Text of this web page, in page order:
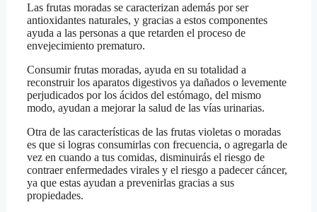
Las frutas moradas se caracterizan además por ser
antioxidantes naturales, y gracias a estos componentes
ayuda a las personas a que retarden el proceso de
envejecimiento prematuro.
Consumir frutas moradas, ayuda en su totalidad a
reconstruir los aparatos digestivos ya dañados o levemente
perjudicados por los ácidos del estómago, del mismo
modo, ayudan a mejorar la salud de las vías urinarias.
Otra de las características de las frutas violetas o moradas
es que si logras consumirlas con frecuencia, o agregarla de
vez en cuando a tus comidas, disminuirás el riesgo de
contraer enfermedades virales y el riesgo a padecer cáncer,
ya que estas ayudan a prevenirlas gracias a sus
propiedades.